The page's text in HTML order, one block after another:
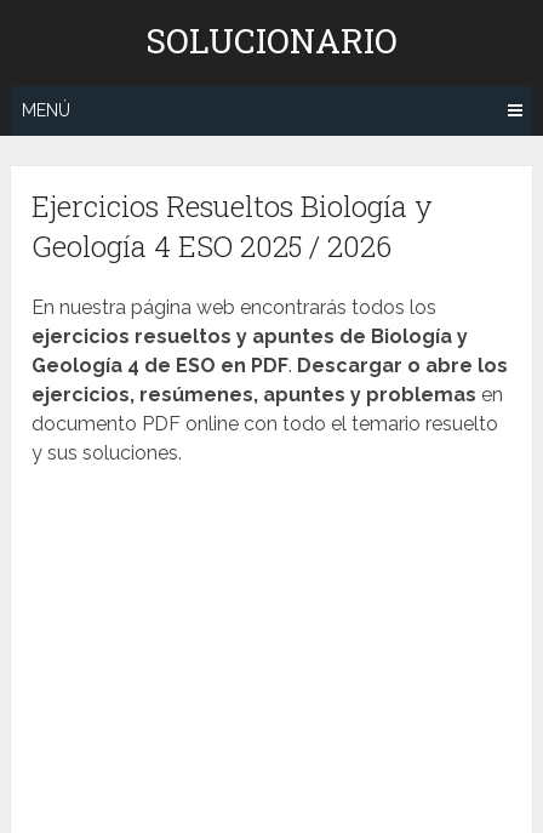
SOLUCIONARIO
MENÚ
Ejercicios Resueltos Biología y
Geología 4 ESO 2025 / 2026
En nuestra página web encontrarás todos los
ejercicios resueltos y apuntes de Biología y
Geología 4 de ESO en PDF. Descargar o abre los
ejercicios, resúmenes, apuntes y problemas en
documento PDF online con todo el temario resuelto
y sus soluciones.